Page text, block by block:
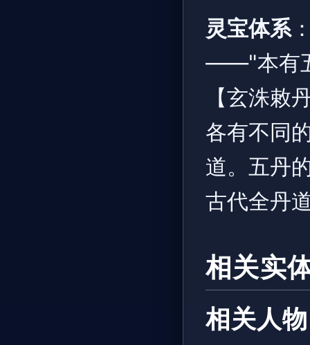
灵宝体系
——"本有
【玄洙敕
各有不同
道。五丹
古代全丹
相关实
相关人物